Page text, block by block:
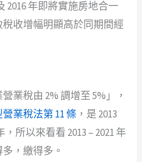
2016 年即將實施房地合一
收增幅明顯高於同期間經
業稅由 2% 調增至 5%」，
業稅法第 11 條 ，是 2013
所以來看看 2013 – 2021 年
，繳得多。